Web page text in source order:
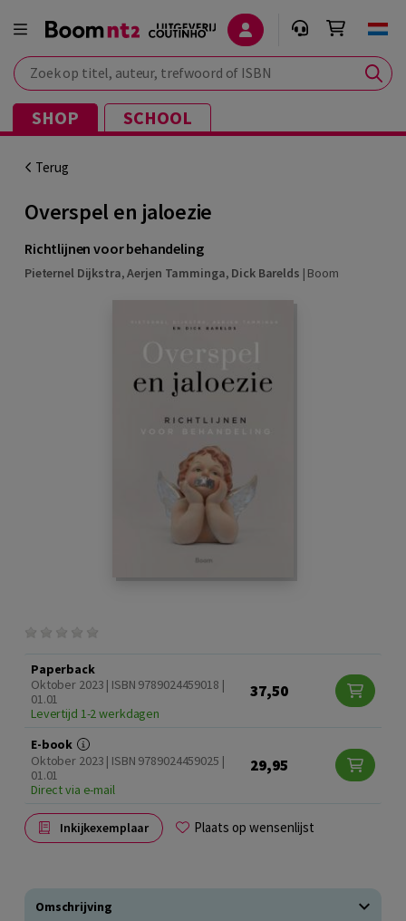
Zoek op titel, auteur, trefwoord of ISBN
SHOP SCHOOL
Terug
Overspel en jaloezie
Richtlijnen voor behandeling
Pieternel Dijkstra,Aerjen Tamminga, Dick Barelds | Boom
Paperback
Oktober 2023 | ISBN 9789024459018 |
01.01
Levertijd 1-2 werkdagen
37,50
E-book
Oktober 2023 | ISBN 9789024459025 |
01.01
Direct via e-mail
29,95
Inkijkexemplaar Plaats op wensenlijst
Omschrijving